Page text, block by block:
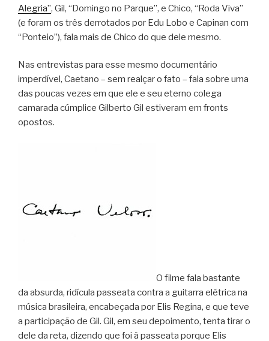
Alegria”, Gil, “Domingo no Parque”, e Chico, “Roda Viva”
(e foram os três derrotados por Edu Lobo e Capinan com
“Ponteio”), fala mais de Chico do que dele mesmo.
Nas entrevistas para esse mesmo documentário
imperdível, Caetano – sem realçar o fato – fala sobre uma
das poucas vezes em que ele e seu eterno colega
camarada cúmplice Gilberto Gil estiveram em fronts
opostos.
O filme fala bastante
da absurda, ridícula passeata contra a guitarra elétrica na
música brasileira, encabeçada por Elis Regina, e que teve
a participação de Gil. Gil, em seu depoimento, tenta tirar o
dele da reta, dizendo que foi à passeata porque Elis